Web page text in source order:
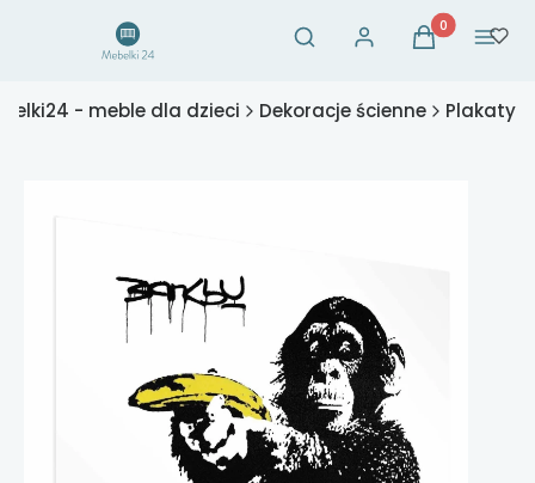
Otwórz wyszukiwarkę
Szukaj Zaloguj sięProdukty w
Koszyk Menu
- meble dla dzieci Dekoracje ścienne Plakaty